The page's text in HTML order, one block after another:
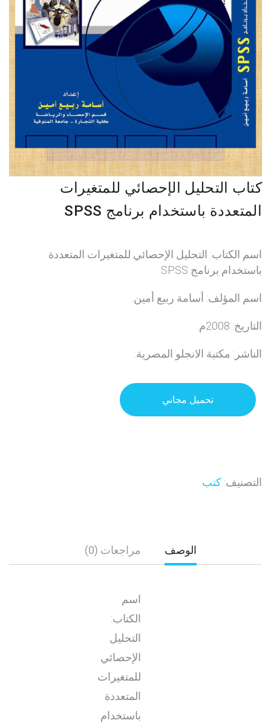
كتاب التحليل الإحصائي للمتغيرات
المتعددة باستخدام برنامج SPSS
اسم الكتاب: التحليل الإحصائي للمتغيرات المتعددة
باستخدام برنامج SPSS.
اسم المؤلف: أسامة ربيع أمين.
التاريخ: 2008م.
الناشر: مكتبة الانجلو المصرية.
تحميل مجاني
التصنيف: كتب
الوصف مراجعات (0)
اسم
الكتاب:
التحليل
الإحصائي
للمتغيرات
المتعددة
باستخدام